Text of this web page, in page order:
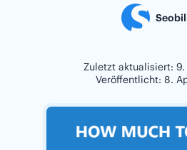
Zuletzt aktualisiert:
Veröffentlicht: 8.